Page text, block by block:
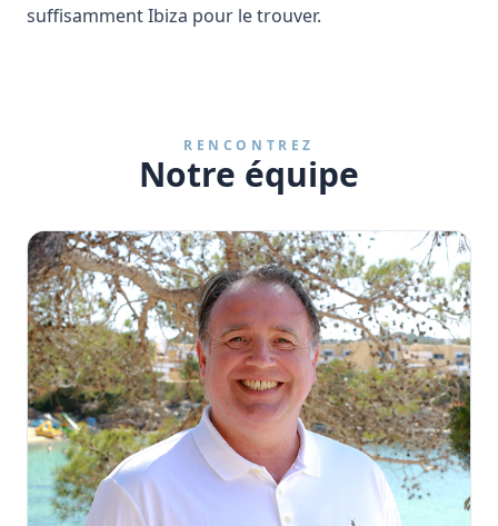
suffisamment Ibiza pour le trouver.
RENCONTREZ
Notre équipe